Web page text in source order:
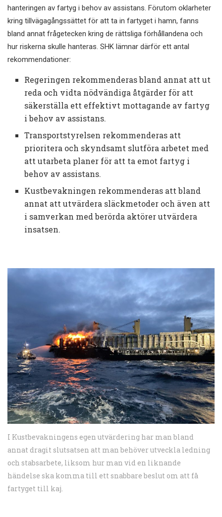
hanteringen av fartyg i behov av assistans. Förutom oklarheter
kring tillvägagångssättet för att ta in fartyget i hamn, fanns
bland annat frågetecken kring de rättsliga förhållandena och
hur riskerna skulle hanteras. SHK lämnar därför ett antal
rekommendationer:
Regeringen rekommenderas bland annat att ut
reda och vidta nödvändiga åtgärder för att
säkerställa ett effektivt mottagande av fartyg
i behov av assistans.
Transportstyrelsen rekommenderas att
prioritera och skyndsamt slutföra arbetet med
att utarbeta planer för att ta emot fartyg i
behov av assistans.
Kustbevakningen rekommenderas att bland
annat att utvärdera släckmetoder och även att
i samverkan med berörda aktörer utvärdera
insatsen.
I Kustbevakningens egen utvärdering har man bland
annat dragit slutsatsen att man behöver utveckla ledning
och stabsarbete, liksom hur man vid en liknande
händelse ska komma till ett snabbare beslut om att få
fartyget till kaj.